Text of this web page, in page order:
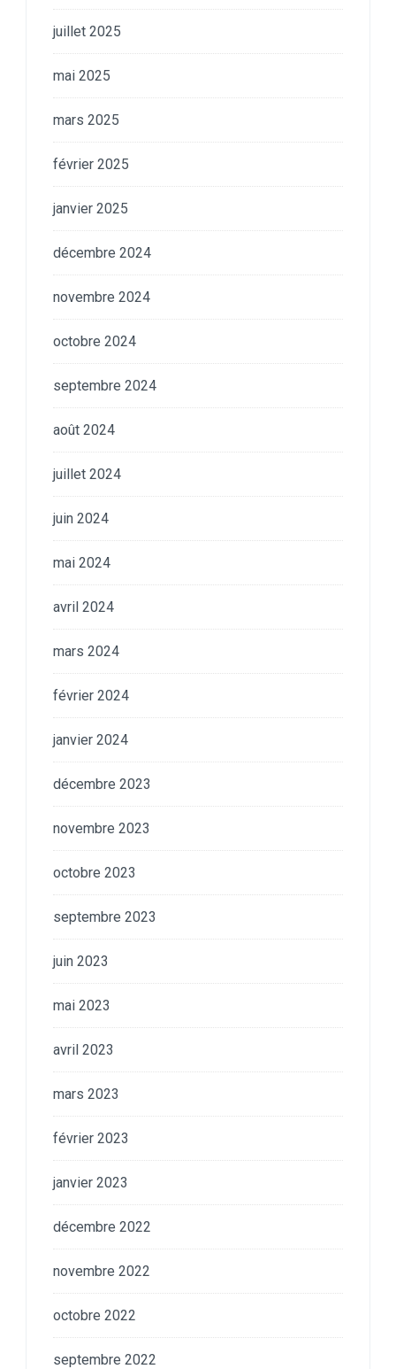
juillet 2025
mai 2025
mars 2025
février 2025
janvier 2025
décembre 2024
novembre 2024
octobre 2024
septembre 2024
août 2024
juillet 2024
juin 2024
mai 2024
avril 2024
mars 2024
février 2024
janvier 2024
décembre 2023
novembre 2023
octobre 2023
septembre 2023
juin 2023
mai 2023
avril 2023
mars 2023
février 2023
janvier 2023
décembre 2022
novembre 2022
octobre 2022
septembre 2022